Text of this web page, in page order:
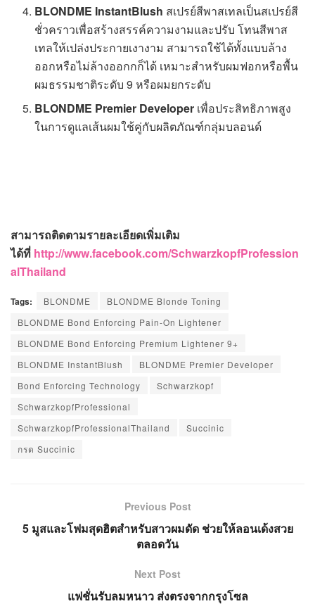
BLONDME InstantBlush สเปรย์สีพาสเทลเป็นสเปรย์สี
ชั่วคราวเพื่อสร้างสรรค์ความงามและปรับ โทนสีพาส
เทลให้เปล่งประกายเงางาม สามารถใช้ได้ทั้งแบบล้าง
ออกหรือไม่ล้างออกกก็ได้ เหมาะสำหรับผมฟอกหรือพื้น
ผมธรรมชาติระดับ 9 หรือผมยกระดับ
BLONDME Premier Developer เพื่อประสิทธิภาพสูง
ในการดูแลเส้นผมใช้คู่กับผลิตภัณฑ์กลุ่มบลอนด์
สามารถติดตามรายละเอียดเพิ่มเติม
ได้ที่ http://www.facebook.com/SchwarzkopfProfession
alThailand
Tags: BLONDME
BLONDME Blonde Toning
BLONDME Bond Enforcing Pain-On Lightener
BLONDME Bond Enforcing Premium Lightener 9+
BLONDME InstantBlush
BLONDME Premier Developer
Bond Enforcing Technology
Schwarzkopf
SchwarzkopfProfessional
SchwarzkopfProfessionalThailand
Succinic
กรด Succinic
Previous Post
5 มูสและโฟมสุดฮิตสำหรับสาวผมดัด ช่วยให้ลอนเด้งสวย
ตลอดวัน
Next Post
แฟชั่นรับลมหนาว ส่งตรงจากกรุงโซล